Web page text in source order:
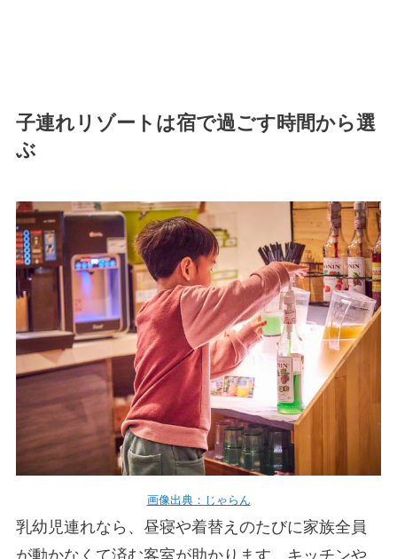
子連れリゾートは宿で過ごす時間から選
ぶ
画像出典：じゃらん
乳幼児連れなら、昼寝や着替えのたびに家族全員